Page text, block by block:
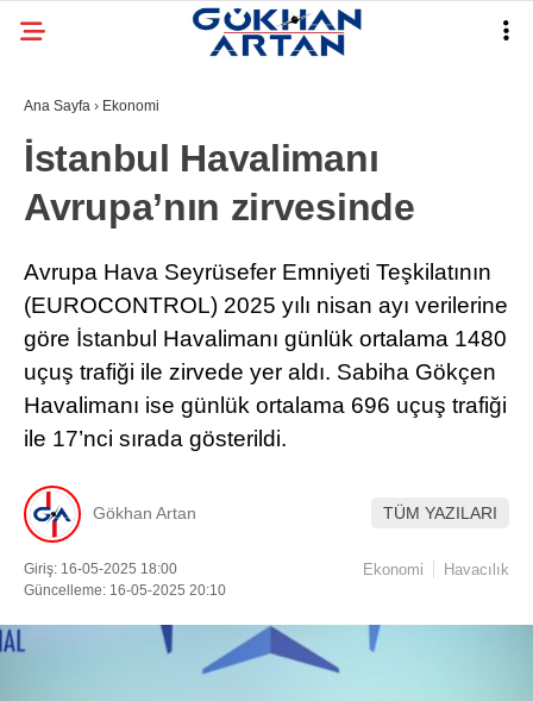
Ana Sayfa › Ekonomi
İstanbul Havalimanı
Avrupa’nın zirvesinde
Avrupa Hava Seyrüsefer Emniyeti Teşkilatının
(EUROCONTROL) 2025 yılı nisan ayı verilerine
göre İstanbul Havalimanı günlük ortalama 1480
uçuş trafiği ile zirvede yer aldı. Sabiha Gökçen
Havalimanı ise günlük ortalama 696 uçuş trafiği
ile 17’nci sırada gösterildi.
Gökhan Artan TÜM YAZILARI
Giriş: 16-05-2025 18:00
Güncelleme: 16-05-2025 20:10
Ekonomi Havacılık